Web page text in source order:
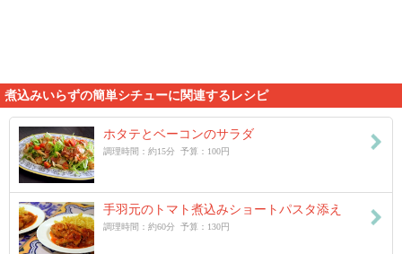
煮込みいらずの簡単シチューに関連するレシピ
ホタテとベーコンのサラダ
調理時間：約15分 予算：100円
手羽元のトマト煮込みショートパスタ添え
調理時間：約60分 予算：130円